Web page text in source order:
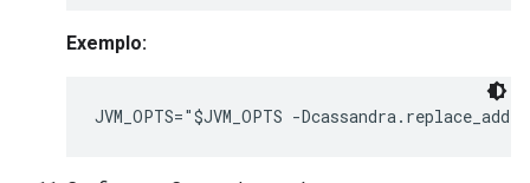
Exemplo:
JVM_OPTS="$JVM_OPTS -